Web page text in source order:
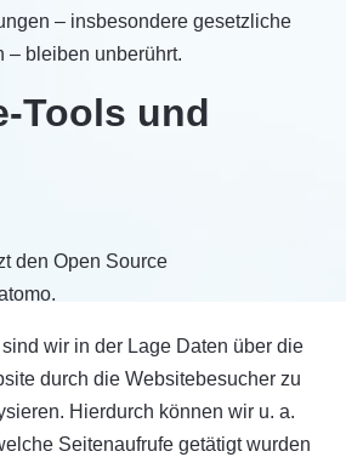
– insbesondere gesetzliche
– bleiben unberührt.
Tools und
den Open Source
wir in der Lage Daten über die
durch die Websitebesucher zu
Hierdurch können wir u. a.
Seitenaufrufe getätigt wurden